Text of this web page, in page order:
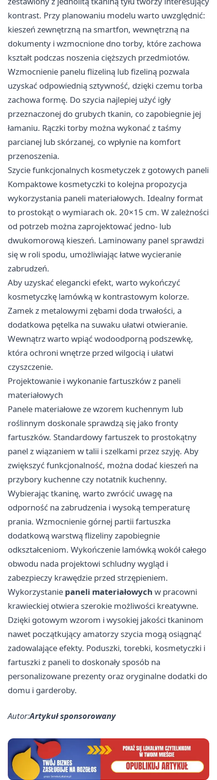
kontrast. Przy planowaniu modelu warto uwzględnić:
kieszeń zewnętrzną na smartfon, wewnętrzną na
dokumenty i wzmocnione dno torby, które zachowa
kształt podczas noszenia cięższych przedmiotów.
Wzmocnienie panelu flizeliną lub fizeliną pozwala
uzyskać odpowiednią sztywność, dzięki czemu torba
zachowa formę. Do szycia najlepiej użyć igły
przeznaczonej do grubych tkanin, co zapobiegnie jej
łamaniu. Rączki torby można wykonać z taśmy
parcianej lub skórzanej, co wpłynie na komfort
przenoszenia.
Szycie funkcjonalnych kosmetyczek z gotowych paneli
Kompaktowe kosmetyczki to kolejna propozycja
wykorzystania paneli materiałowych. Idealny format
to prostokąt o wymiarach ok. 20×15 cm. W zależności
od potrzeb można zaprojektować jedno- lub
dwukomorową kieszeń. Laminowany panel sprawdzi
się w roli spodu, umożliwiając łatwe wycieranie
zabrudzeń.
Aby uzyskać elegancki efekt, warto wykończyć
kosmetyczkę lamówką w kontrastowym kolorze.
Zamek z metalowymi zębami doda trwałości, a
dodatkowa pętelka na suwaku ułatwi otwieranie.
Wewnątrz warto wpiąć wodoodporną podszewkę,
która ochroni wnętrze przed wilgocią i ułatwi
czyszczenie.
Projektowanie i wykonanie fartuszków z paneli
materiałowych
Panele materiałowe ze wzorem kuchennym lub
roślinnym doskonale sprawdzą się jako fronty
fartuszków. Standardowy fartuszek to prostokątny
panel z wiązaniem w talii i szelkami przez szyję. Aby
zwiększyć funkcjonalność, można dodać kieszeń na
przybory kuchenne czy notatnik kuchenny.
Wybierając tkaninę, warto zwrócić uwagę na
odporność na zabrudzenia i wysoką temperaturę
prania. Wzmocnienie górnej partii fartuszka
dodatkową warstwą flizeliny zapobiegnie
odkształceniom. Wykończenie lamówką wokół całego
obwodu nada projektowi schludny wygląd i
zabezpieczy krawędzie przed strzępieniem.
Wykorzystanie paneli materiałowych w pracowni
krawieckiej otwiera szerokie możliwości kreatywne.
Dzięki gotowym wzorom i wysokiej jakości tkaninom
nawet początkujący amatorzy szycia mogą osiągnąć
zadowalające efekty. Poduszki, torebki, kosmetyczki i
fartuszki z paneli to doskonały sposób na
personalizowane prezenty oraz oryginalne dodatki do
domu i garderoby.
Autor:Artykuł sponsorowany